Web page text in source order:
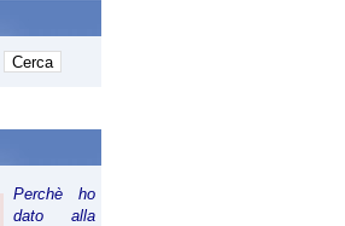
Perchè ho
dato alla